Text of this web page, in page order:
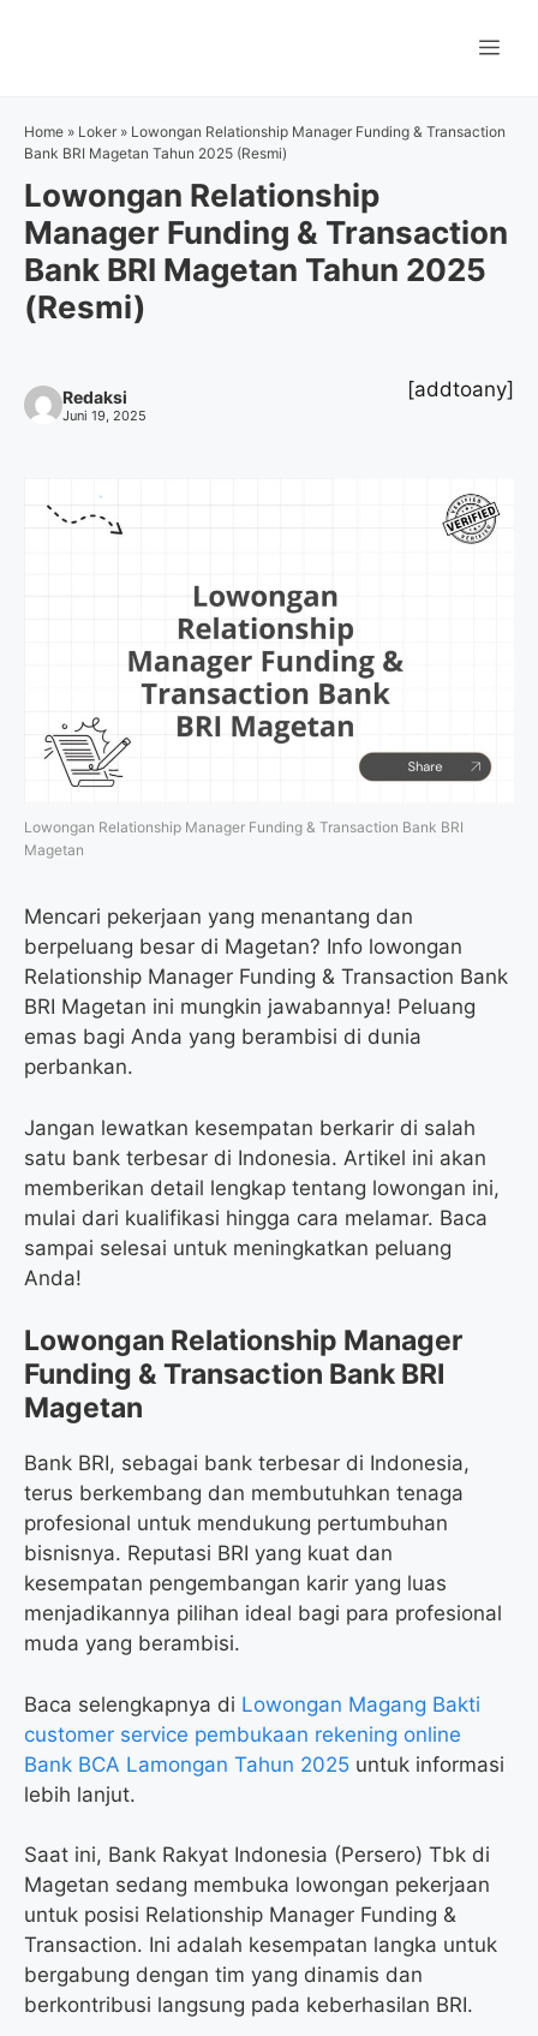
Home » Loker » Lowongan Relationship Manager Funding & Transaction
Bank BRI Magetan Tahun 2025 (Resmi)
Lowongan Relationship
Manager Funding & Transaction
Bank BRI Magetan Tahun 2025
(Resmi)
Redaksi
Juni 19, 2025
[addtoany]
Lowongan Relationship Manager Funding & Transaction Bank BRI
Magetan
Mencari pekerjaan yang menantang dan
berpeluang besar di Magetan? Info lowongan
Relationship Manager Funding & Transaction Bank
BRI Magetan ini mungkin jawabannya! Peluang
emas bagi Anda yang berambisi di dunia
perbankan.
Jangan lewatkan kesempatan berkarir di salah
satu bank terbesar di Indonesia. Artikel ini akan
memberikan detail lengkap tentang lowongan ini,
mulai dari kualifikasi hingga cara melamar. Baca
sampai selesai untuk meningkatkan peluang
Anda!
Lowongan Relationship Manager
Funding & Transaction Bank BRI
Magetan
Bank BRI, sebagai bank terbesar di Indonesia,
terus berkembang dan membutuhkan tenaga
profesional untuk mendukung pertumbuhan
bisnisnya. Reputasi BRI yang kuat dan
kesempatan pengembangan karir yang luas
menjadikannya pilihan ideal bagi para profesional
muda yang berambisi.
Baca selengkapnya di Lowongan Magang Bakti
customer service pembukaan rekening online
Bank BCA Lamongan Tahun 2025 untuk informasi
lebih lanjut.
Saat ini, Bank Rakyat Indonesia (Persero) Tbk di
Magetan sedang membuka lowongan pekerjaan
untuk posisi Relationship Manager Funding &
Transaction. Ini adalah kesempatan langka untuk
bergabung dengan tim yang dinamis dan
berkontribusi langsung pada keberhasilan BRI.